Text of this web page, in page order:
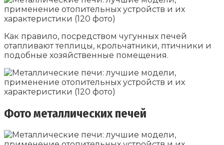
Как правило, посредством чугунных печей
отапливают теплицы, крольчатники, птичники и
подобные хозяйственные помещения.
Фото металлических печей